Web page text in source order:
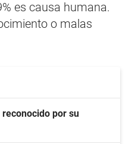
es causa humana.
o malas
reconocido por su